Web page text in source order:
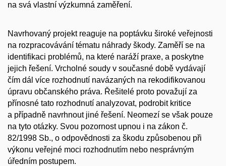
na svá vlastní výzkumná zaměření.
Navrhovaný projekt reaguje na poptávku široké veřejnosti
na rozpracovávání tématu náhrady škody. Zaměří se na
identifikaci problémů, na které naráží praxe, a poskytne
jejich řešení. Vrcholné soudy v současné době vydávají
čím dál více rozhodnutí navázaných na rekodifikovanou
úpravu občanského práva. Řešitelé proto považují za
přínosné tato rozhodnutí analyzovat, podrobit kritice
a případně navrhnout jiné řešení. Neomezí se však pouze
na tyto otázky. Svou pozornost upnou i na zákon č.
82/1998 Sb., o odpovědnosti za škodu způsobenou při
výkonu veřejné moci rozhodnutím nebo nesprávným
úředním postupem.